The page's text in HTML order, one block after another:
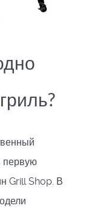
первую
Grill Shop. В